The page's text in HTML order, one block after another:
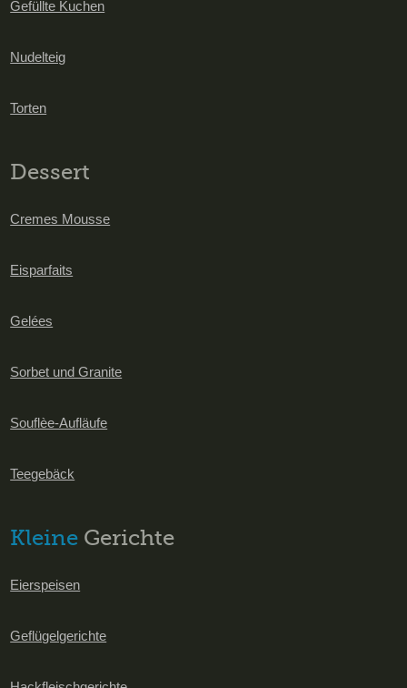
Gefüllte Kuchen
Nudelteig
Torten
Dessert
Cremes Mousse
Eisparfaits
Gelées
Sorbet und Granite
Souflèe-Aufläufe
Teegebäck
Kleine Gerichte
Eierspeisen
Geflügelgerichte